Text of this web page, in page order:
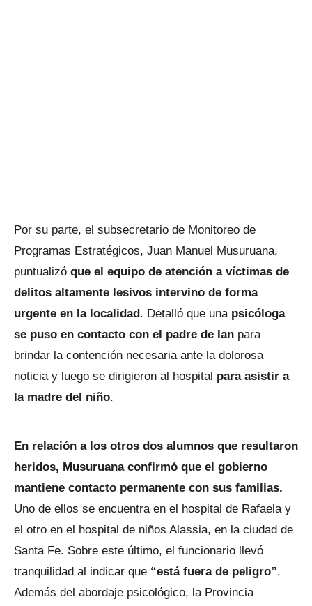
Por su parte, el subsecretario de Monitoreo de
Programas Estratégicos, Juan Manuel Musuruana,
puntualizó que el equipo de atención a víctimas de
delitos altamente lesivos intervino de forma
urgente en la localidad. Detalló que una psicóloga
se puso en contacto con el padre de Ian para
brindar la contención necesaria ante la dolorosa
noticia y luego se dirigieron al hospital para asistir a
la madre del niño.
En relación a los otros dos alumnos que resultaron
heridos, Musuruana confirmó que el gobierno
mantiene contacto permanente con sus familias.
Uno de ellos se encuentra en el hospital de Rafaela y
el otro en el hospital de niños Alassia, en la ciudad de
Santa Fe. Sobre este último, el funcionario llevó
tranquilidad al indicar que “está fuera de peligro”.
Además del abordaje psicológico, la Provincia